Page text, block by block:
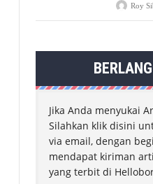
Roy
Jika Anda menyukai
Silahkan klik disini
via email, dengan
mendapat kiriman
yang terbit di